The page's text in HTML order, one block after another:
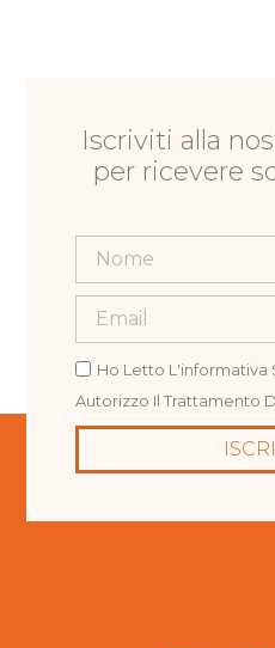
Iscriviti alla
per ricevere
Ho Letto L'informativa
Autorizzo Il Trattamento